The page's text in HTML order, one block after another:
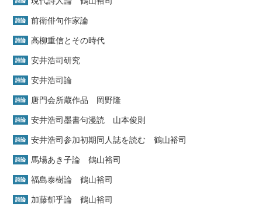
詩論 前衛俳句作家論
詩論 高柳重信とその時代
詩論 安井浩司研究
詩論 安井浩司論
詩論 唐門会所蔵作品 岡野隆
詩論 安井浩司墨書句漫読 山本俊則
詩論 安井浩司参加初期同人誌を読む 鶴山裕司
詩論 馬場あき子論 鶴山裕司
詩論 福島泰樹論 鶴山裕司
詩論 加藤郁乎論 鶴山裕司